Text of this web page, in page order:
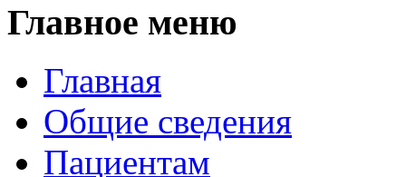
Главное меню
Главная
Общие сведения
Пациентам